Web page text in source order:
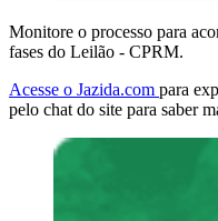
Monitore o processo para
fases do Leilão - CPRM.
Acesse o Jazida.com para
pelo chat do site para saber